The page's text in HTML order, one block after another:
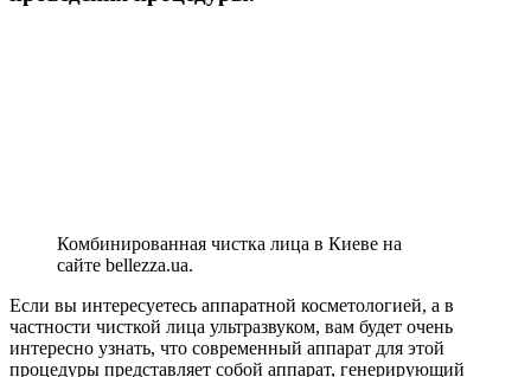
Комбинированная чистка лица в Киеве на
сайте bellezza.ua.
Если вы интересуетесь аппаратной косметологией, а в
частности чисткой лица ультразвуком, вам будет очень
интересно узнать, что современный аппарат для этой
процедуры представляет собой аппарат, генерирующий